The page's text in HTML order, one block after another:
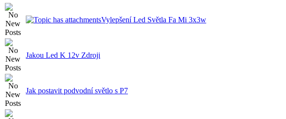
Vylepšení Led Světla Fa Mi 3x3w
Jakou Led K 12v Zdroji
Jak postavit podvodní světlo s P7